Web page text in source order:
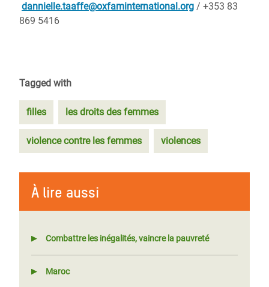
dannielle.taaffe@oxfaminternational.org / +353 83
869 5416
Tagged with
filles les droits des femmes
violence contre les femmes violences
À lire aussi
Combattre les inégalités, vaincre la pauvreté
Maroc